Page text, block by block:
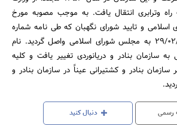
راه وترابری انتقال یافت. به موجب مصوبه مورخ
شورای اسلامی و تایید شورای نگهبان که طی نامه شماره
79/12223 مورخ 29/02/1387 به مجلس شورای اسلامی واصل گردید. نام
به سازمان بنادر و دریانوردی تغییر یافت و کلیه
بنادر و کشتیرانی عیناً در سازمان بنادر و
رسمی دنبال کنید